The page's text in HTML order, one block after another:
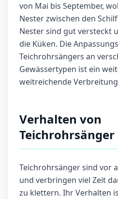
von Mai bis September,
Nester zwischen den
Nester sind gut versteckt
die Küken. Die
Teichrohrsängers an
Gewässertypen ist ein
weitreichende
Verhalten von
Teichrohrsänger
Teichrohrsänger sind vor
und verbringen viel Zeit
zu klettern. Ihr Verhalten